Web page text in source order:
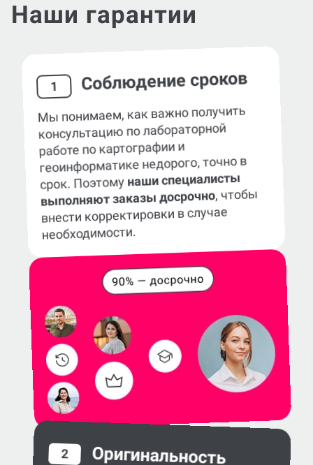
Наши гарантии
1 Соблюдение сроков
Мы понимаем, как важно получить
консультацию по лабораторной
работе по картографии и
геоинформатике недорого, точно в
срок. Поэтомунаши специалисты
выполняют заказы досрочно, чтобы
внести корректировки в случае
необходимости.
2 Оригинальность